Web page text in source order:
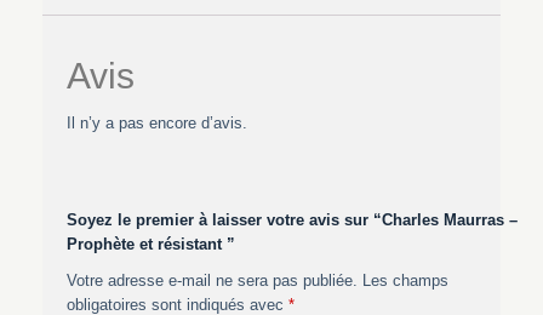
Avis
Il n’y a pas encore d’avis.
Soyez le premier à laisser votre avis sur “Charles Maurras –
Prophète et résistant ”
Votre adresse e-mail ne sera pas publiée. Les champs
obligatoires sont indiqués avec *